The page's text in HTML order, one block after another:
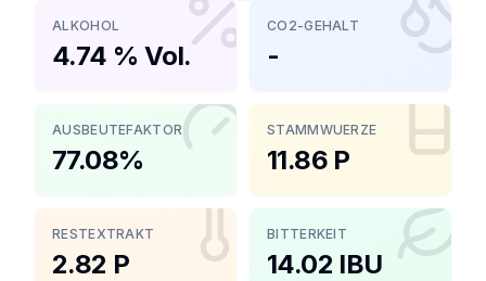
ALKOHOL
4.74 % Vol.
CO2-GEHALT
-
AUSBEUTEFAKTOR
77.08%
STAMMWUERZE
11.86 P
RESTEXTRAKT
2.82 P
BITTERKEIT
14.02 IBU